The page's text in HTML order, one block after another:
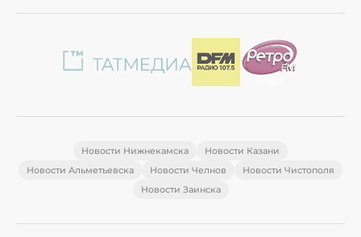
Новости Нижнекамска
Новости Казани
Новости Альметьевска
Новости Челнов
Новости Чистополя
Новости Заинска